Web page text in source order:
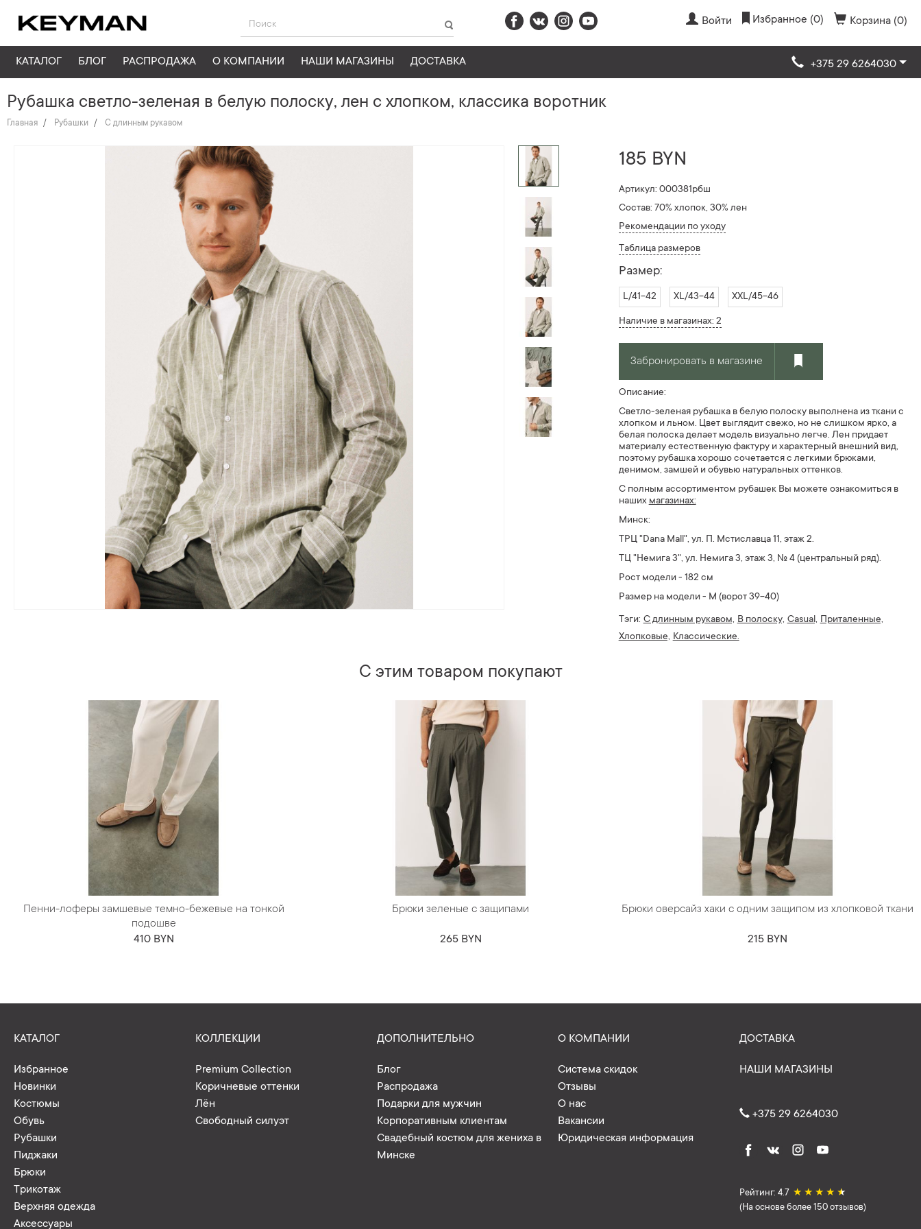
Войти Избранное (0) Корзина (0)
КАТАЛОГ О КОМПАНИИ НАШИ МАГАЗИНЫ ДОСТАВКА
РАСПРОДАЖА
БЛОГ +375 29 6264030
Рубашка светло-зеленая в белую полоску, лен с хлопком, классика воротник
Главная Рубашки С длинным рукавом
185 BYN
Артикул: 000381рбш
Состав: 70% хлопок, 30% лен
Рекомендации по уходу
Таблица размеров
Размер:
L/41-42 XL/43-44 XXL/45-46
Наличие в магазинах: 2
Забронировать в магазине
Описание:
Светло-зеленая рубашка в белую полоску выполнена из ткани с
хлопком и льном. Цвет выглядит свежо, но не слишком ярко, а
белая полоска делает модель визуально легче. Лен придает
материалу естественную фактуру и характерный внешний вид,
поэтому рубашка хорошо сочетается с легкими брюками,
денимом, замшей и обувью натуральных оттенков.
С полным ассортиментом рубашекВы можете ознакомиться в
наших магазинах:
Минск:
ТРЦ "Dana Mall", ул. П. Мстиславца 11, этаж 2.
ТЦ "Немига 3", ул. Немига 3, этаж 3, № 4 (центральный ряд).
Рост модели - 182 см
Размер на модели - М (ворот 39-40)
Тэги: С длинным рукавом, В полоску, Casual, Приталенные,
Хлопковые, Классические.
С этим товаром покупают
Пенни-лоферы замшевые темно-бежевые на тонкой
подошве
410 BYN
Брюки зеленые с защипами
265 BYN
Брюки оверсайз хаки с одним защипом из хлопковой ткани
215 BYN
КАТАЛОГ
Избранное
Новинки
Костюмы
Обувь
Рубашки
Пиджаки
Брюки
Трикотаж
Верхняя одежда
Аксессуары
КОЛЛЕКЦИИ
Premium Collection
Коричневые оттенки
Лён
Свободный силуэт
ДОПОЛНИТЕЛЬНО
Блог
Распродажа
Подарки для мужчин
Корпоративным клиентам
Свадебный костюм для жениха в
Минске
О КОМПАНИИ
Система скидок
Отзывы
О нас
Вакансии
Юридическая информация
ДОСТАВКА
НАШИ МАГАЗИНЫ
+375 29 6264030
Рейтинг: 4.7 ★ ★ ★ ★ ★
(На основе более 150 отзывов)